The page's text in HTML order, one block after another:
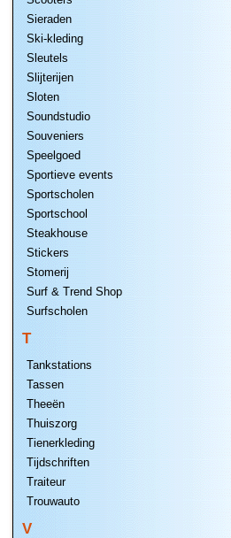
Sieraden
Ski-kleding
Sleutels
Slijterijen
Sloten
Soundstudio
Souveniers
Speelgoed
Sportieve events
Sportscholen
Sportschool
Steakhouse
Stickers
Stomerij
Surf & Trend Shop
Surfscholen
T
Tankstations
Tassen
Theeën
Thuiszorg
Tienerkleding
Tijdschriften
Traiteur
Trouwauto
V